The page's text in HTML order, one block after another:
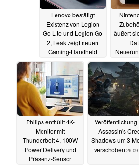
Lenovo bestätigt
Existenz von Legion
Go Lite und Legion Go
2, Leak zeigt neuen
Gaming-Handheld
27.09.2024
äußert
Philips enthüllt 4K-
Monitor mit
Thunderbolt 4, 100W
Power Delivery und
Präsenz-Sensor
Veröffentlichung
Assassin's
Shadows um 3
verschoben